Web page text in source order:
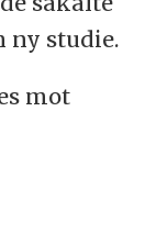
er et
av
med
Institut.
ny studie.
mot